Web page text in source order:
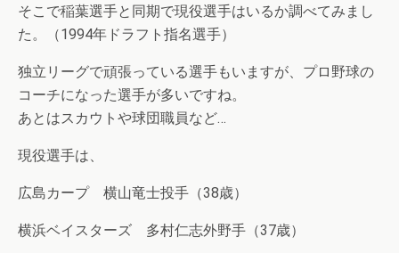
そこで稲葉選手と同期で現役選手はいるか調べてみまし
た。（1994年ドラフト指名選手）
独立リーグで頑張っている選手もいますが、プロ野球の
コーチになった選手が多いですね。
あとはスカウトや球団職員など…
現役選手は、
広島カープ 横山竜士投手（38歳）
横浜ベイスターズ 多村仁志外野手（37歳）